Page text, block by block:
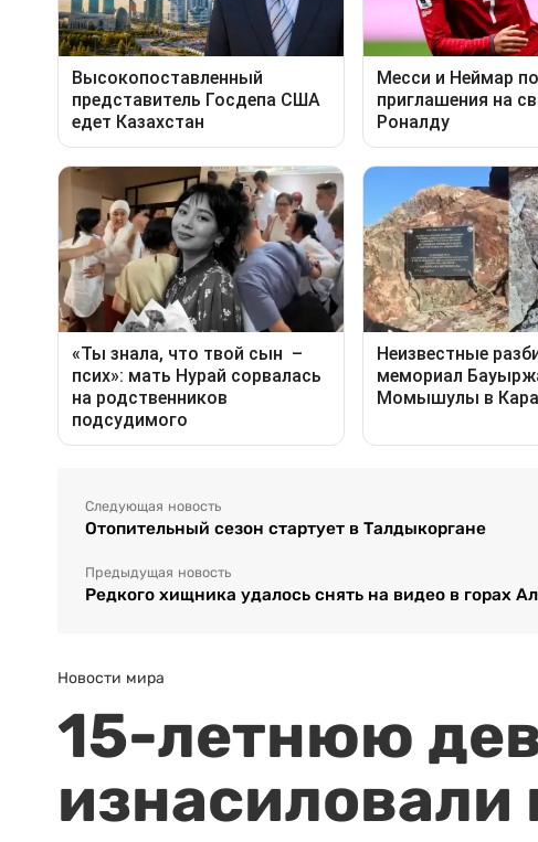
Следующая новость
Отопительный сезон стартует в Талдыкоргане
Предыдущая новость
Редкого хищника удалось снять на видео в горах
Новости мира
15-летнюю
изнасиловали